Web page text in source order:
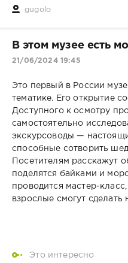
gugolo
В этом музее есть
21/06/2024 19:45
Это первый в России
тематике. Его открытие
Доступного к осмотру
самостоятельно
экскурсоводы —
способные сотворить
Посетителям расскажут
поделятся байками и
проводится мастер-
взрослые смогут
Это интересно